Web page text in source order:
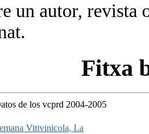
un autor, revista
Fitxa
de los vcprd 2004-2005
Vitivinicola, La